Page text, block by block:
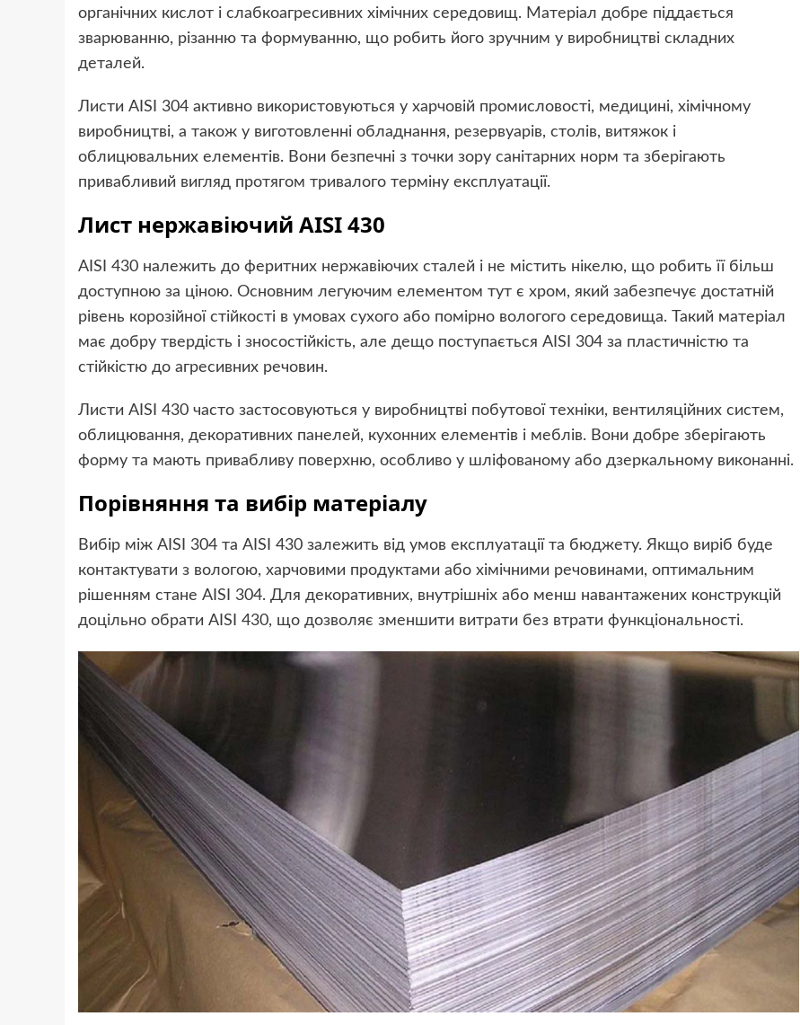
органічних кислот і слабкоагресивних хімічних середовищ. Матеріал добре піддається
зварюванню, різанню та формуванню, що робить його зручним у виробництві складних
деталей.
Листи AISI 304 активно використовуються у харчовій промисловості, медицині, хімічному
виробництві, а також у виготовленні обладнання, резервуарів, столів, витяжок і
облицювальних елементів. Вони безпечні з точки зору санітарних норм та зберігають
привабливий вигляд протягом тривалого терміну експлуатації.
Лист нержавіючий AISI 430
AISI 430 належить до феритних нержавіючих сталей і не містить нікелю, що робить її більш
доступною за ціною. Основним легуючим елементом тут є хром, який забезпечує достатній
рівень корозійної стійкості в умовах сухого або помірно вологого середовища. Такий матеріал
має добру твердість і зносостійкість, але дещо поступається AISI 304 за пластичністю та
стійкістю до агресивних речовин.
Листи AISI 430 часто застосовуються у виробництві побутової техніки, вентиляційних систем,
облицювання, декоративних панелей, кухонних елементів і меблів. Вони добре зберігають
форму та мають привабливу поверхню, особливо у шліфованому або дзеркальному виконанні.
Порівняння та вибір матеріалу
Вибір між AISI 304 та AISI 430 залежить від умов експлуатації та бюджету. Якщо виріб буде
контактувати з вологою, харчовими продуктами або хімічними речовинами, оптимальним
рішенням стане AISI 304. Для декоративних, внутрішніх або менш навантажених конструкцій
доцільно обрати AISI 430, що дозволяє зменшити витрати без втрати функціональності.